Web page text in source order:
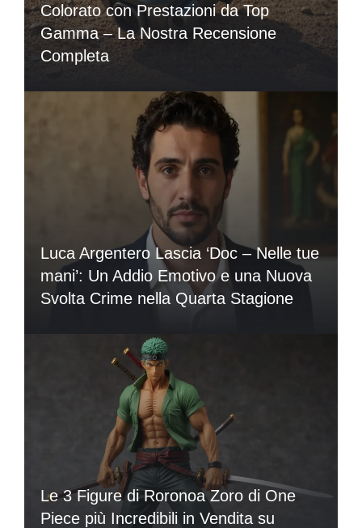
Colorato con Prestazioni da Top
Gamma – La Nostra Recensione
Completa
Luca Argentero Lascia ‘Doc – Nelle tue
mani’: Un Addio Emotivo e una Nuova
Svolta Crime nella Quarta Stagione
Le 3 Figure di Roronoa Zoro di One
Piece più Incredibili in Vendita su